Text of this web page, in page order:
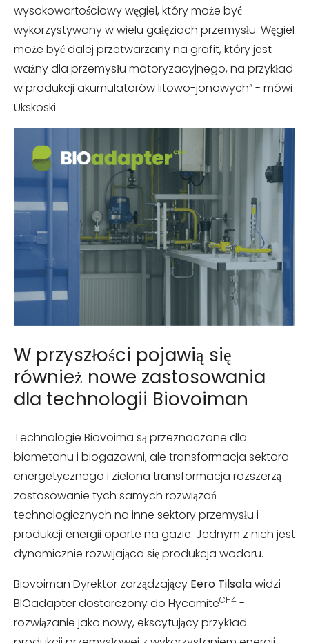
wysokowartościowy węgiel, który może być
wykorzystywany w wielu gałęziach przemysłu. Węgiel
może być dalej przetwarzany na grafit, który jest
ważny dla przemysłu motoryzacyjnego, na przykład
w produkcji akumulatorów litowo-jonowych” - mówi
Ukskoski.
W przyszłości pojawią się
również nowe zastosowania
dla technologii Biovoiman
Technologie Biovoima są przeznaczone dla
biometanu i biogazowni, ale transformacja sektora
energetycznego i zielona transformacja rozszerzą
zastosowanie tych samych rozwiązań
technologicznych na inne sektory przemysłu i
produkcji energii oparte na gazie. Jednym z nich jest
dynamicznie rozwijająca się produkcja wodoru.
Biovoiman Dyrektor zarządzający Eero Tilsalawidzi
BIOadapter dostarczony do HycamiteCH4 -
rozwiązanie jako nowy, ekscytujący przykład